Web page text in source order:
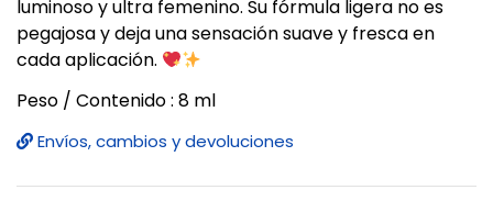
luminoso y ultra femenino. Su fórmula ligera no es
pegajosa y deja una sensación suave y fresca en
cada aplicación.
Peso / Contenido : 8 ml
Envíos, cambios y devoluciones